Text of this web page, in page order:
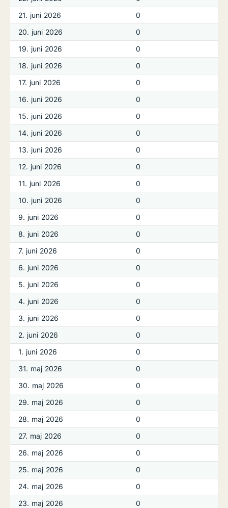
21. juni 2026
0
20. juni 2026
0
19. juni 2026
0
18. juni 2026
0
17. juni 2026
0
16. juni 2026
0
15. juni 2026
0
14. juni 2026
0
13. juni 2026
0
12. juni 2026
0
11. juni 2026
0
10. juni 2026
0
9. juni 2026
0
8. juni 2026
0
7. juni 2026
0
6. juni 2026
0
5. juni 2026
0
4. juni 2026
0
3. juni 2026
0
2. juni 2026
0
1. juni 2026
0
31. maj 2026
0
30. maj 2026
0
29. maj 2026
0
28. maj 2026
0
27. maj 2026
0
26. maj 2026
0
25. maj 2026
0
24. maj 2026
0
23. maj 2026
0